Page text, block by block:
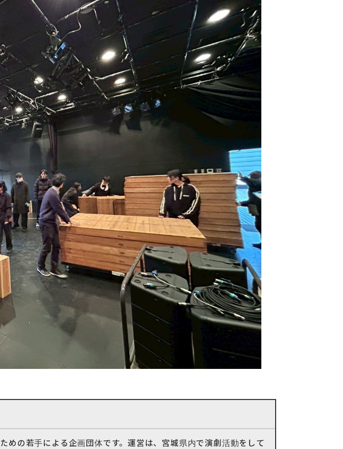
めの若手による企画団体です。運営は、宮城県内で演劇活動をして